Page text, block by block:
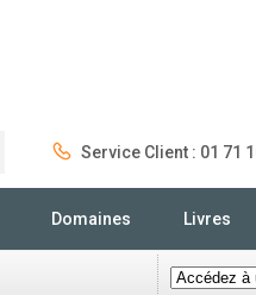
Service Client : 01 71
Domaines Livres